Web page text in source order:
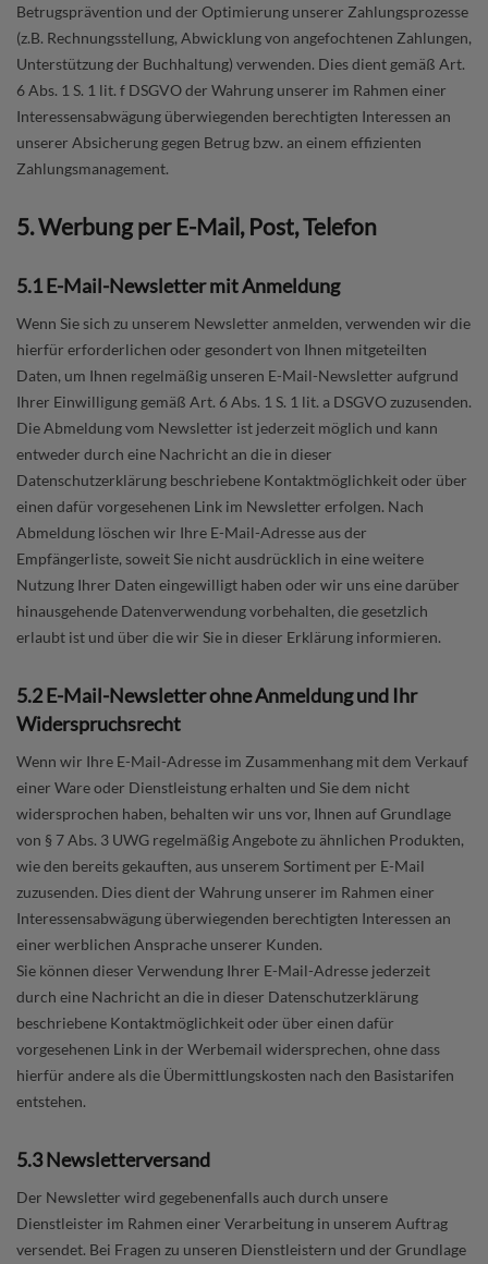
Betrugsprävention und der Optimierung unserer Zahlungsprozesse
(z.B. Rechnungsstellung, Abwicklung von angefochtenen Zahlungen,
Unterstützung der Buchhaltung) verwenden. Dies dient gemäß Art.
6 Abs. 1 S. 1 lit. f DSGVO der Wahrung unserer im Rahmen einer
Interessensabwägung überwiegenden berechtigten Interessen an
unserer Absicherung gegen Betrug bzw. an einem effizienten
Zahlungsmanagement.
5. Werbung per E-Mail, Post, Telefon
5.1 E-Mail-Newsletter mit Anmeldung
Wenn Sie sich zu unserem Newsletter anmelden, verwenden wir die
hierfür erforderlichen oder gesondert von Ihnen mitgeteilten
Daten, um Ihnen regelmäßig unseren E-Mail-Newsletter aufgrund
Ihrer Einwilligung gemäß Art. 6 Abs. 1 S. 1 lit. a DSGVO zuzusenden.
Die Abmeldung vom Newsletter ist jederzeit möglich und kann
entweder durch eine Nachricht an die in dieser
Datenschutzerklärung beschriebene Kontaktmöglichkeit oder über
einen dafür vorgesehenen Link im Newsletter erfolgen. Nach
Abmeldung löschen wir Ihre E-Mail-Adresse aus der
Empfängerliste, soweit Sie nicht ausdrücklich in eine weitere
Nutzung Ihrer Daten eingewilligt haben oder wir uns eine darüber
hinausgehende Datenverwendung vorbehalten, die gesetzlich
erlaubt ist und über die wir Sie in dieser Erklärung informieren.
5.2 E-Mail-Newsletter ohne Anmeldung und Ihr
Widerspruchsrecht
Wenn wir Ihre E-Mail-Adresse im Zusammenhang mit dem Verkauf
einer Ware oder Dienstleistung erhalten und Sie dem nicht
widersprochen haben, behalten wir uns vor, Ihnen auf Grundlage
von § 7 Abs. 3 UWG regelmäßig Angebote zu ähnlichen Produkten,
wie den bereits gekauften, aus unserem Sortiment per E-Mail
zuzusenden. Dies dient der Wahrung unserer im Rahmen einer
Interessensabwägung überwiegenden berechtigten Interessen an
einer werblichen Ansprache unserer Kunden.
Sie können dieser Verwendung Ihrer E-Mail-Adresse jederzeit
durch eine Nachricht an die in dieser Datenschutzerklärung
beschriebene Kontaktmöglichkeit oder über einen dafür
vorgesehenen Link in der Werbemail widersprechen, ohne dass
hierfür andere als die Übermittlungskosten nach den Basistarifen
entstehen.
5.3 Newsletterversand
Der Newsletter wird gegebenenfalls auch durch unsere
Dienstleister im Rahmen einer Verarbeitung in unserem Auftrag
versendet. Bei Fragen zu unseren Dienstleistern und der Grundlage